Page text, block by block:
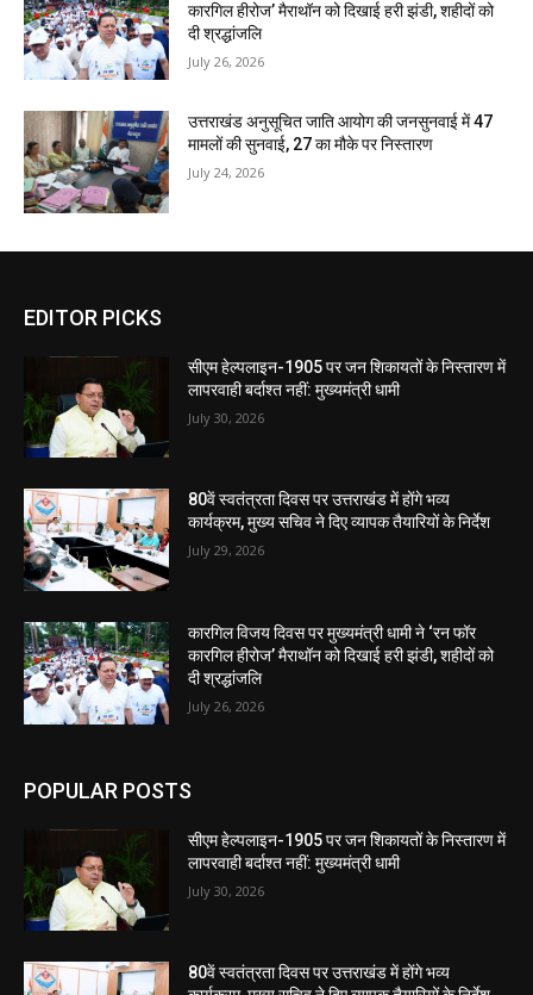
कारगिल हीरोज’ मैराथॉन को दिखाई हरी झंडी, शहीदों को
दी श्रद्धांजलि
July 26, 2026
उत्तराखंड अनुसूचित जाति आयोग की जनसुनवाई में 47
मामलों की सुनवाई, 27 का मौके पर निस्तारण
July 24, 2026
EDITOR PICKS
सीएम हेल्पलाइन-1905 पर जन शिकायतों के निस्तारण में
लापरवाही बर्दाश्त नहीं: मुख्यमंत्री धामी
July 30, 2026
80वें स्वतंत्रता दिवस पर उत्तराखंड में होंगे भव्य
कार्यक्रम, मुख्य सचिव ने दिए व्यापक तैयारियों के निर्देश
July 29, 2026
कारगिल विजय दिवस पर मुख्यमंत्री धामी ने ‘रन फॉर
कारगिल हीरोज’ मैराथॉन को दिखाई हरी झंडी, शहीदों को
दी श्रद्धांजलि
July 26, 2026
POPULAR POSTS
सीएम हेल्पलाइन-1905 पर जन शिकायतों के निस्तारण में
लापरवाही बर्दाश्त नहीं: मुख्यमंत्री धामी
July 30, 2026
80वें स्वतंत्रता दिवस पर उत्तराखंड में होंगे भव्य